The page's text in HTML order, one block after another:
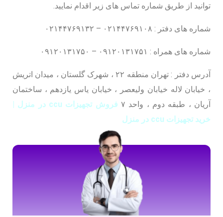
توانید از طریق شماره تماس های زیر اقدام نمایید.
شماره های دفتر : ۰۲۱۴۴۷۶۹۱۰۸ – ۰۲۱۴۴۷۶۹۱۳۲
شماره های همراه : ۰۹۱۲۰۱۳۱۷۵۱ – ۰۹۱۲۰۱۳۱۷۵۰
آدرس دفتر : تهران منطقه ۲۲ ، شهرک گلستان ، میدان اتریش
، خیابان لاله خیابان ولیعصر ، خیابان یاس یازدهم ، ساختمان
آریان ، طبقه دوم ، واحد ۷
فروش تجهیزات ccu در منزل |
خرید تجهیزات ccu در منزل